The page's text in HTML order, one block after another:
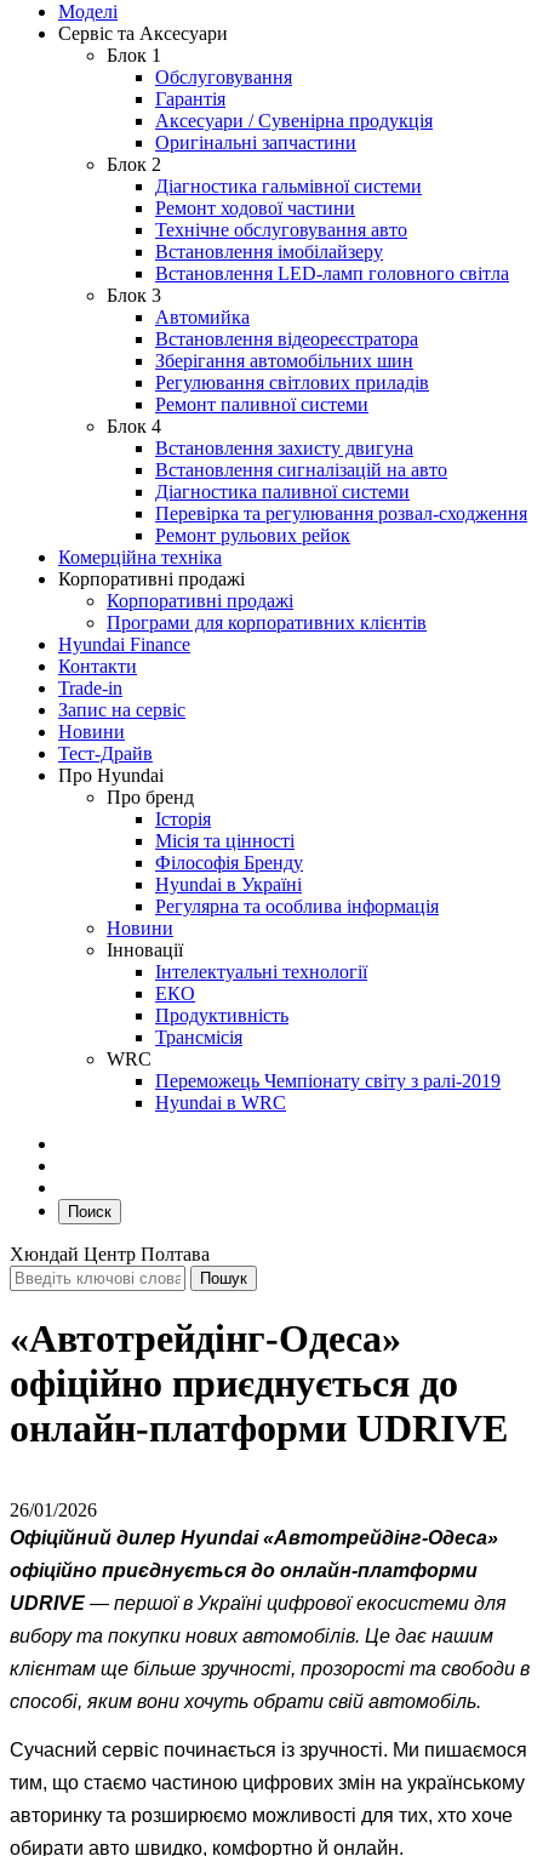
Моделі
Сервіс та Аксесуари
Блок 1
Обслуговування
Гарантія
Аксесуари / Сувенірна продукція
Оригінальні запчастини
Блок 2
Діагностика гальмівної системи
Ремонт ходової частини
Технічне обслуговування авто
Встановлення імобілайзеру
Встановлення LED-ламп головного світла
Блок 3
Автомийка
Встановлення відеореєстратора
Зберігання автомобільних шин
Регулювання світлових приладів
Ремонт паливної системи
Блок 4
Встановлення захисту двигуна
Встановлення сигналізацій на авто
Діагностика паливної системи
Перевірка та регулювання розвал-сходження
Ремонт рульових рейок
Комерційна техніка
Корпоративні продажі
Корпоративні продажі
Програми для корпоративних клієнтів
Hyundai Finance
Контакти
Trade-in
Запис на сервіс
Новини
Тест-Драйв
Про Hyundai
Про бренд
Історія
Місія та цінності
Філософія Бренду
Hyundai в Україні
Регулярна та особлива інформація
Новини
Інновації
Інтелектуальні технології
ЕКО
Продуктивність
Трансмісія
WRC
Переможець Чемпіонату світу з ралі-2019
Hyundai в WRC
Поиск
Хюндай Центр Полтава
«Автотрейдінг-Одеса»
офіційно приєднується до
онлайн-платформи UDRIVE
26/01/2026
Офіційний дилер Hyundai «Автотрейдінг-Одеса»
офіційно приєднується до онлайн-платформи
UDRIVE — першої в Україні цифрової екосистеми для
вибору та покупки нових автомобілів. Це дає нашим
клієнтам ще більше зручності, прозорості та свободи в
способі, яким вони хочуть обрати свій автомобіль.
Сучасний сервіс починається із зручності. Ми пишаємося
тим, що стаємо частиною цифрових змін на українському
авторинку та розширюємо можливості для тих, хто хоче
обирати авто швидко, комфортно й онлайн.